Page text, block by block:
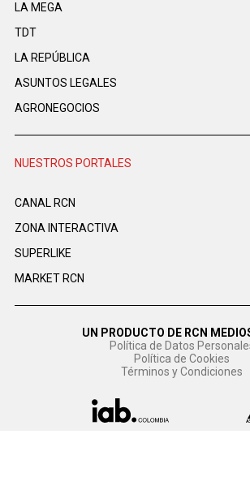
LA MEGA
TDT
LA REPÚBLICA
ASUNTOS LEGALES
AGRONEGOCIOS
NUESTROS PORTALES
CANAL RCN
ZONA INTERACTIVA
SUPERLIKE
MARKET RCN
UN PRODUCTO DE RCN
Política de Datos
Política de Cookies
Términos y Condiciones